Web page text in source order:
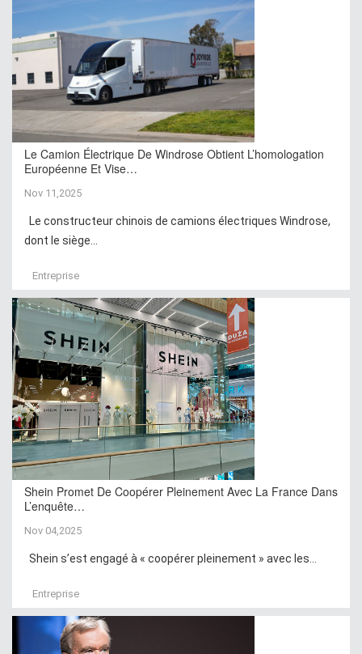
Le Camion Électrique De Windrose Obtient L’homologation
Européenne Et Vise…
Nov 11,2025
Le constructeur chinois de camions électriques Windrose,
dont le siège...
Entreprise
Shein Promet De Coopérer Pleinement Avec La France Dans
L’enquête…
Nov 04,2025
Shein s’est engagé à « coopérer pleinement » avec les...
Entreprise